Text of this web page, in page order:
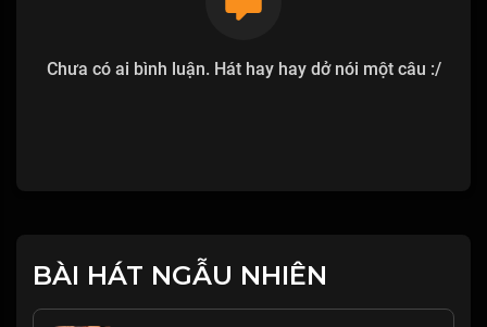
Chưa có ai bình luận. Hát hay hay dở nói một câu :/
BÀI HÁT NGẪU NHIÊN